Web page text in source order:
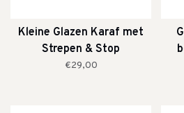
Kleine Glazen Karaf met
Strepen & Stop
€29,00